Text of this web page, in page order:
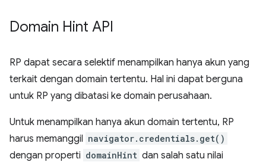
Domain Hint API
RP dapat secara selektif menampilkan hanya akun yang
terkait dengan domain tertentu. Hal ini dapat berguna
untuk RP yang dibatasi ke domain perusahaan.
Untuk menampilkan hanya akun domain tertentu, RP
harus memanggil navigator.credentials.get()
dengan properti domainHint dan salah satu nilai